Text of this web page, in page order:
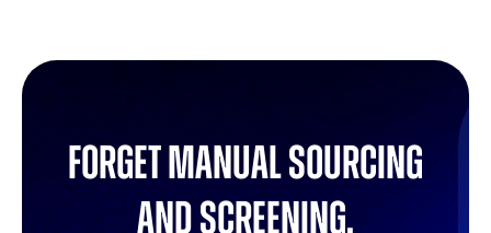
Forget manual sourcing
and screening.